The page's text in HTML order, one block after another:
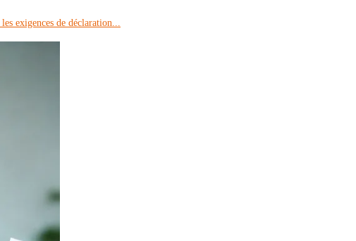
exigences de déclaration...